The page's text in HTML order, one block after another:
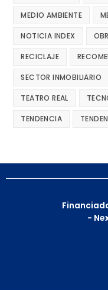
MEDIO AMBIENTE
NOTICIA INDEX
RECICLAJE
SECTOR INMOBILIARIO
TEATRO REAL
TENDENCIA
-